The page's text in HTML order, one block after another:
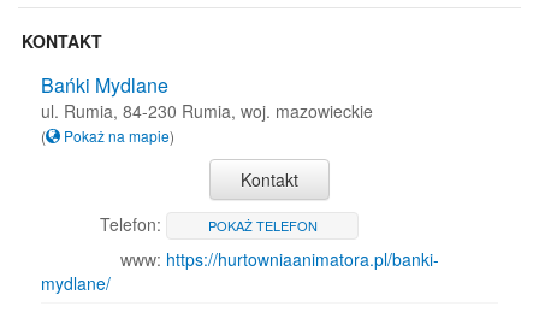
KONTAKT
Bańki Mydlane
ul. Rumia, 84-230 Rumia, woj. mazowieckie
( Pokaż na mapie)
Kontakt
Telefon:
POKAŻ TELEFON
www: https://hurtowniaanimatora.pl/banki-
mydlane/